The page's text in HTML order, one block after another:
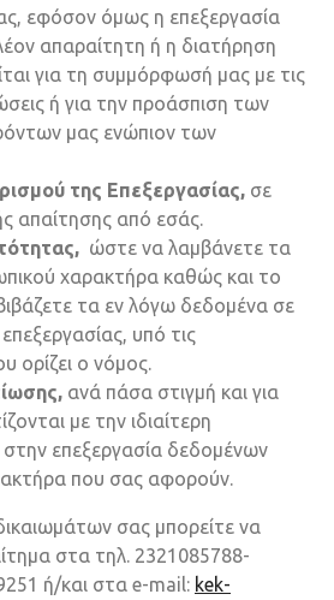
εφόσον όμως η επεξεργασία
απαραίτητη ή η διατήρηση
για τη συμμόρφωσή μας με τις
ή για την προάσπιση των
μας ενώπιον των
της Επεξεργασίας, σε
απαίτησης από εσάς.
ώστε να λαμβάνετε τα
χαρακτήρα καθώς και το
τα εν λόγω δεδομένα σε
υπό τις
ορίζει ο νόμος.
ανά πάσα στιγμή και για
με την ιδιαίτερη
επεξεργασία δεδομένων
που σας αφορούν.
σας μπορείτε να
στα τηλ. 2321085788-
ή/και στα e-mail: kek-